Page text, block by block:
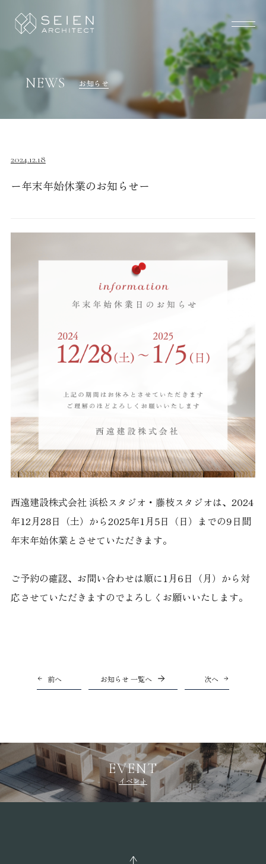
NEWS お知らせ
2024.12.18
ー年末年始休業のお知らせー
西遠建設株式会社 浜松スタジオ・藤枝スタジオは、2024
年12月28日（土）から2025年1月5日（日）までの9日間
年末年始休業とさせていただきます。
ご予約の確認、お問い合わせは順に1月6日（月）から対
応させていただきますのでよろしくお願いいたします。
前へ お知らせ 一覧へ 次へ
EVENT
イベント